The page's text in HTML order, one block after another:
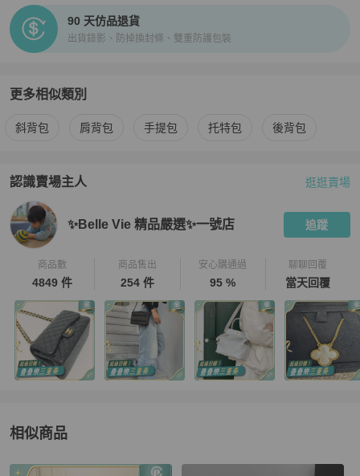
90 天仿品退貨
出貨錄影、防掉換封條、雙重防護包裝
更多相似類別
更多Chanel 女包相似商品推薦
斜背包 肩背包 手提包 托特包 後背包
認識賣場主人
PopChill 拍拍圈嚴選賣家 ✨Belle Vie 精品嚴選✨一號店介紹
逛逛賣場
✨Belle Vie 精品嚴選✨一號店 追蹤
商品數
4849 件
商品售出
254 件
安心購通過
95 %
聊聊回覆
當天回覆
相似商品
更多相似Chanel女包推薦精品